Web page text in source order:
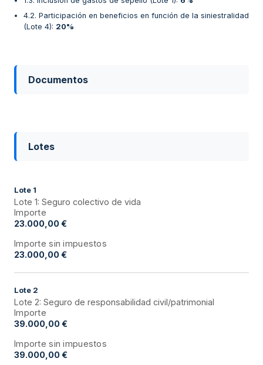
4.2. Participación en beneficios en función de la siniestralidad
(Lote 4): 20%
Documentos
Lotes
Lote 1
Lote 1: Seguro colectivo de vida
Importe
23.000,00 €
Importe sin impuestos
23.000,00 €
Lote 2
Lote 2: Seguro de responsabilidad civil/patrimonial
Importe
39.000,00 €
Importe sin impuestos
39.000,00 €